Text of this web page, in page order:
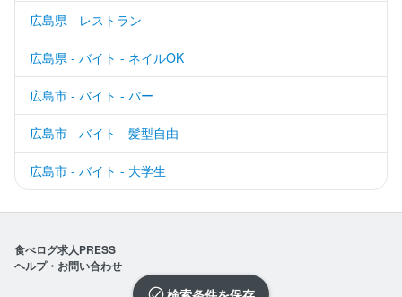
広島県 - レストラン
広島県 - バイト - ネイルOK
広島市 - バイト - バー
広島市 - バイト - 髪型自由
広島市 - バイト - 大学生
食べログ求人PRESS
ヘルプ・お問い合わせ